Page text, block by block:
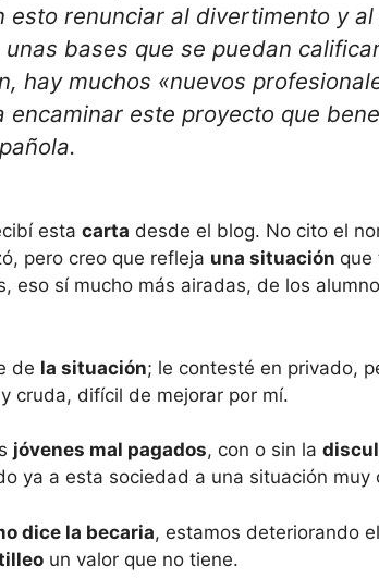
esto renunciar al divertimento y
bases que se puedan
hay muchos «nuevos
encaminar este proyecto que
esta carta desde el blog. No cito el
pero creo que refleja una situación que
eso sí mucho más airadas, de los
de la situación; le contesté en privado,
cruda, difícil de mejorar por mí.
jóvenes mal pagados, con o sin la
ya a esta sociedad a una situación muy
dice la becaria, estamos deteriorando
un valor que no tiene.